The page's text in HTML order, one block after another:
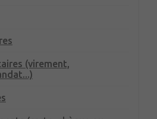
(virement,